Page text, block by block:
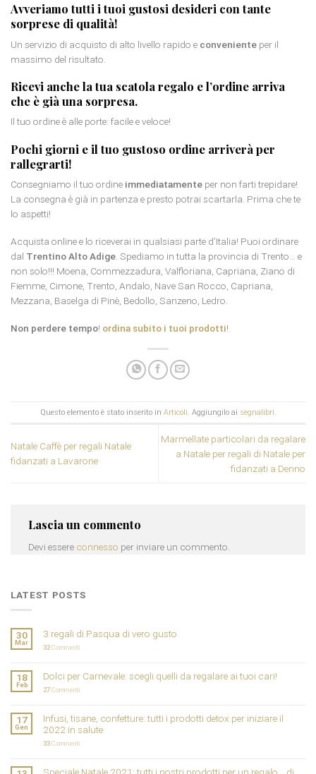
Avveriamo tutti i tuoi gustosi desideri con tante
sorprese di qualità!
Un servizio di acquisto di alto livello rapido e conveniente per il
massimo del risultato.
Ricevi anche la tua scatola regalo e l’ordine arriva
che è già una sorpresa.
Il tuo ordine è alle porte: facile e veloce!
Pochi giorni e il tuo gustoso ordine arriverà per
rallegrarti!
Consegniamo il tuo ordine immediatamente per non farti trepidare!
La consegna è già in partenza e presto potrai scartarla. Prima che te
lo aspetti!
Acquista online e lo riceverai in qualsiasi parte d’Italia! Puoi ordinare
dal Trentino Alto Adige . Spediamo in tutta la provincia di Trento… e
non solo!!! Moena, Commezzadura, Valfloriana, Capriana, Ziano di
Fiemme, Cimone, Trento, Andalo, Nave San Rocco, Capriana,
Mezzana, Baselga di Pinè, Bedollo, Sanzeno, Ledro.
Non perdere tempo! ordina subito i tuoi prodotti!
Questo elemento è stato inserito in Articoli. Aggiungilo ai segnalibri.
Natale Caffè per regali Natale
fidanzati a Lavarone
Marmellate particolari da regalare
a Natale per regali di Natale per
fidanzati a Denno
Lascia un commento
Devi essere connesso per inviare un commento.
LATEST POSTS
30
Mar
3 regali di Pasqua di vero gusto
32Commenti
18
Feb
Dolci per Carnevale: scegli quelli da regalare ai tuoi cari!
27Commenti
17
Gen
Infusi, tisane, confetture: tutti i prodotti detox per iniziare il
2022 in salute
33Commenti
Speciale Natale 2021: tutti i nostri prodotti per un regalo… di